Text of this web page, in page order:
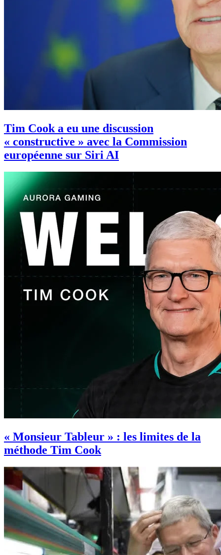
Tim Cook a eu une discussion
« constructive » avec la Commission
européenne sur Siri AI
« Monsieur Tableur » : les limites de la
méthode Tim Cook